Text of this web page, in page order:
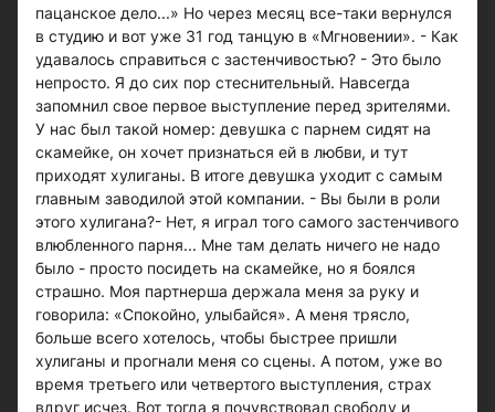
пацанское дело...» Но через месяц все-таки вернулся
в студию и вот уже 31 год танцую в «Мгновении». - Как
удавалось справиться с застенчивостью? - Это было
непросто. Я до сих пор стеснительный. Навсегда
запомнил свое первое выступление перед зрителями.
У нас был такой номер: девушка с парнем сидят на
скамейке, он хочет признаться ей в любви, и тут
приходят хулиганы. В итоге девушка уходит с самым
главным заводилой этой компании. - Вы были в роли
этого хулигана?- Нет, я играл того самого застенчивого
влюбленного парня... Мне там делать ничего не надо
было - просто посидеть на скамейке, но я боялся
страшно. Моя партнерша держала меня за руку и
говорила: «Спокойно, улыбайся». А меня трясло,
больше всего хотелось, чтобы быстрее пришли
хулиганы и прогнали меня со сцены. А потом, уже во
время третьего или четвертого выступления, страх
вдруг исчез. Вот тогда я почувствовал свободу и